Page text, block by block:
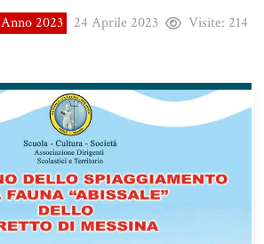
Anno 2023 24 Aprile 2023 Visite: 214